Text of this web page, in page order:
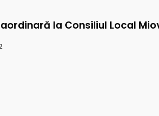
la Consiliul Local